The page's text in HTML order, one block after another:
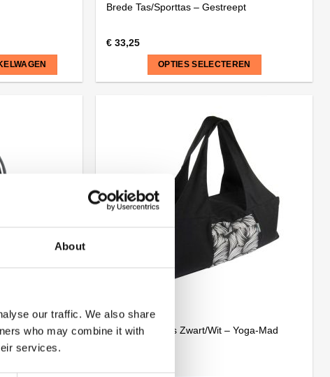
About
our traffic. We also share
who may combine it with
services.
Brede Tas/Sporttas – Gestreept
€ 33,25
OPTIES SELECTEREN
kan
de
YOGA
Deluxe Sporttas Zwart/Wit – Yoga-Mad